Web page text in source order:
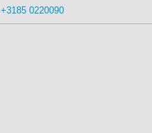
+3185 0220090